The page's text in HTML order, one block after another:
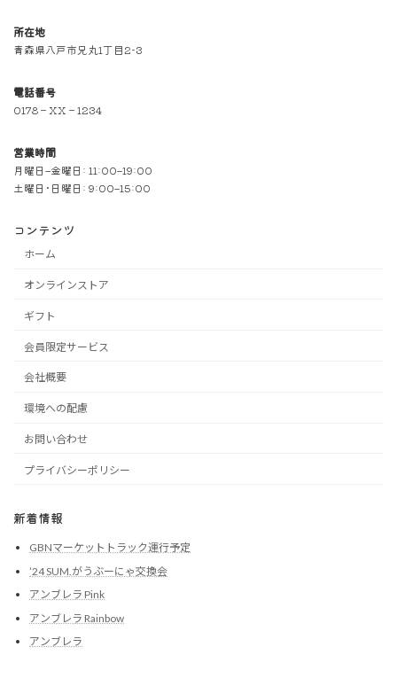
所在地
青森県八戸市兄丸1丁目2-3
電話番号
0178－XX－1234
営業時間
月曜日–金曜日: 11:00–19:00
土曜日･日曜日: 9:00–15:00
コンテンツ
ホーム
オンラインストア
ギフト
会員限定サービス
会社概要
環境への配慮
お問い合わせ
プライバシーポリシー
新着情報
GBNマーケットトラック運行予定
’24 SUM.がうぶーにゃ交換会
アンブレラ Pink
アンブレラ Rainbow
アンブレラ